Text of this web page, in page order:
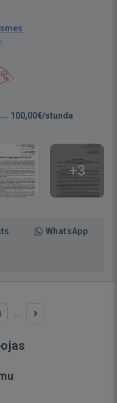
100,00€/stunda
+3
WhatsApp
...